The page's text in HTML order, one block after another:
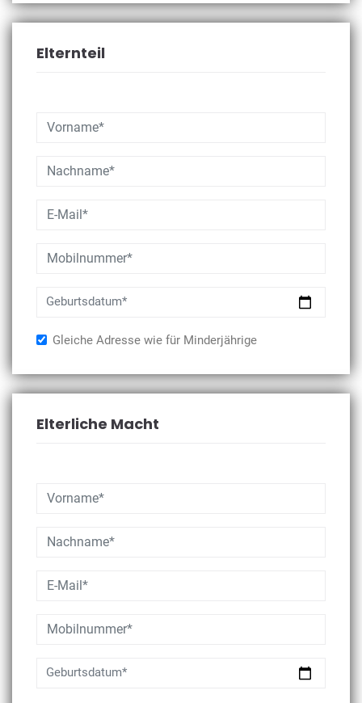
Elternteil
Geburtsdatum*
Gleiche Adresse wie für Minderjährige
Elterliche Macht
Geburtsdatum*